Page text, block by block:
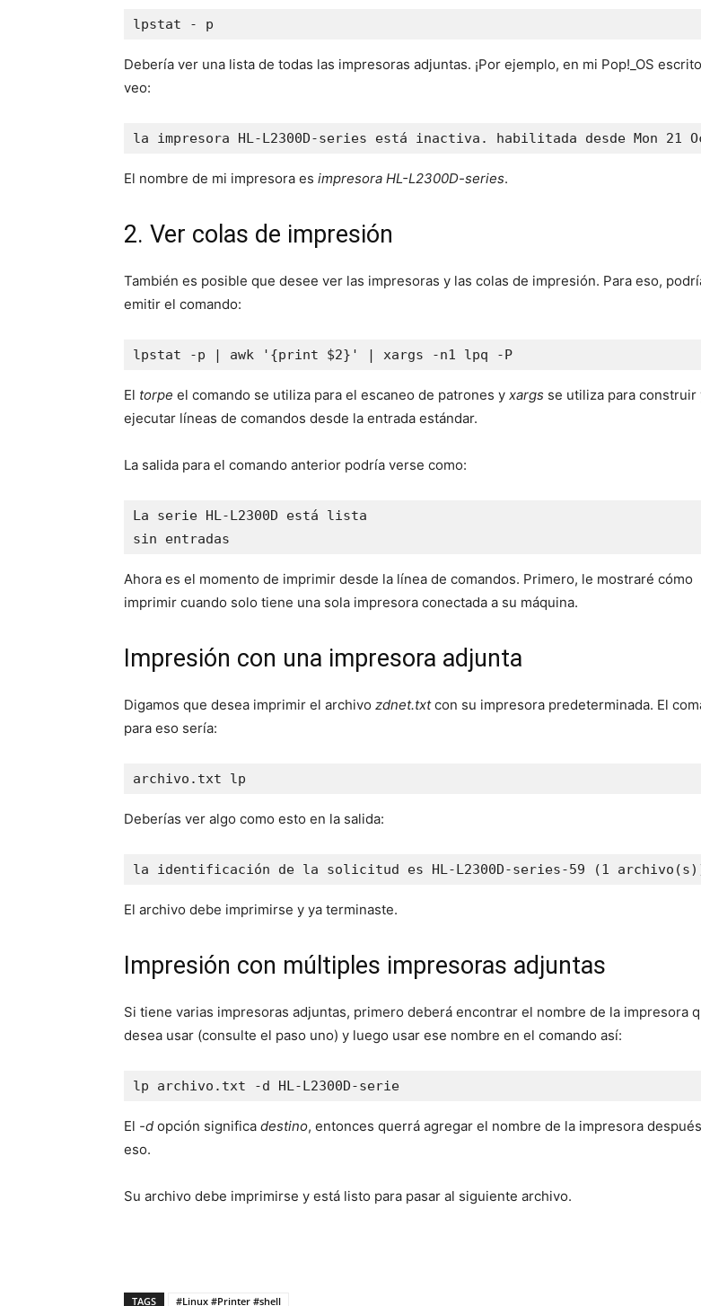
lpstat - p
Debería ver una lista de todas las impresoras adjuntas. ¡Por ejemplo, en mi Pop!_OS
veo:
la impresora HL-L2300D-series está inactiva. habilitada desde Mon 21 Oct
El nombre de mi impresora es impresora HL-L2300D-series.
2. Ver colas de impresión
También es posible que desee ver las impresoras y las colas de impresión. Para eso,
emitir el comando:
lpstat -p | awk '{print $2}' | xargs -n1 lpq -P
El torpe el comando se utiliza para el escaneo de patrones y xargs se utiliza para construir
ejecutar líneas de comandos desde la entrada estándar.
La salida para el comando anterior podría verse como:
La serie HL-L2300D está lista
sin entradas
Ahora es el momento de imprimir desde la línea de comandos. Primero, le mostraré cómo
imprimir cuando solo tiene una sola impresora conectada a su máquina.
Impresión con una impresora adjunta
Digamos que desea imprimir el archivo zdnet.txtcon su impresora predeterminada. El
para eso sería:
archivo.txt lp
Deberías ver algo como esto en la salida:
la identificación de la solicitud es HL-L2300D-series-59 (1
El archivo debe imprimirse y ya terminaste.
Impresión con múltiples impresoras adjuntas
Si tiene varias impresoras adjuntas, primero deberá encontrar el nombre de la impresora
desea usar (consulte el paso uno) y luego usar ese nombre en el comando así:
lp archivo.txt -d HL-L2300D-serie
El -d opción significa destino, entonces querrá agregar el nombre de la impresora
eso.
Su archivo debe imprimirse y está listo para pasar al siguiente archivo.
TAGS #Linux #Printer #shell